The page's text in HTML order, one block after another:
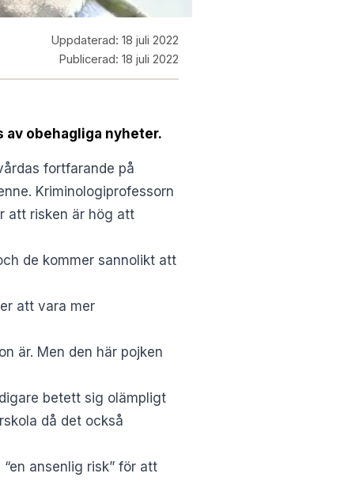
Uppdaterad: 18 juli 2022
Publicerad: 18 juli 2022
obehagliga nyheter.
fortfarande på
Kriminologiprofessorn
att risken är hög att
de kommer sannolikt att
att vara mer
är. Men den här pojken
betett sig olämpligt
då det också
ansenlig risk” för att